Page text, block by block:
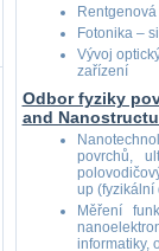
Fotonika –
Vývoj
zařízení
Odbor fyziky
and
povrchů,
up (fyzikální
Měření
informatiky,